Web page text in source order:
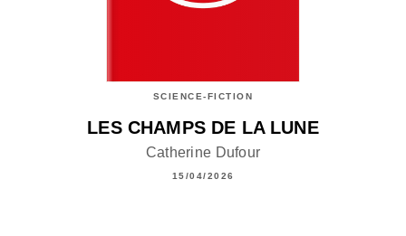
SCIENCE-FICTION
LES CHAMPS DE LA LUNE
Catherine Dufour
15/04/2026